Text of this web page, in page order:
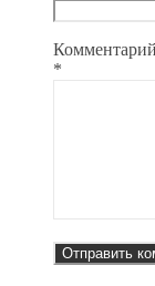
Комментарий
*